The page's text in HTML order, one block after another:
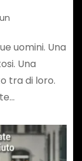
uomini. Una
Una
tra di loro.